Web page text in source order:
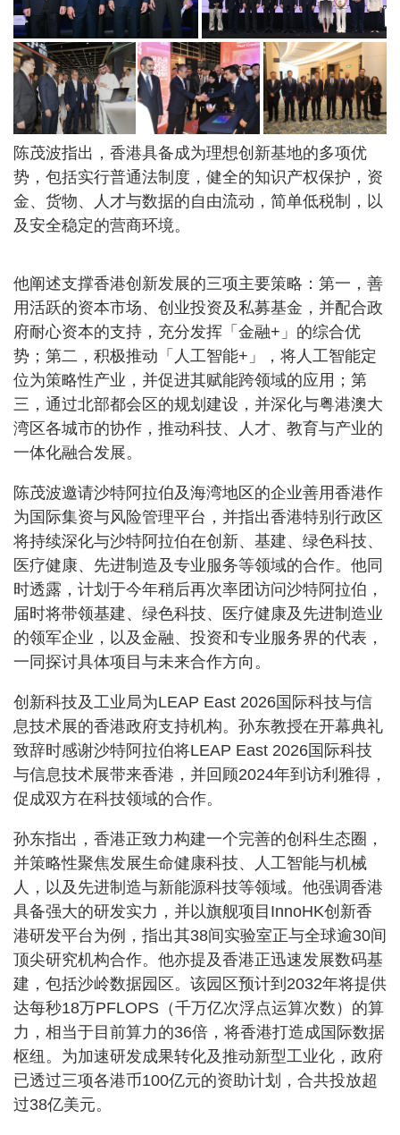
陈茂波指出，香港具备成为理想创新基地的多项优
势，包括实行普通法制度，健全的知识产权保护，资
金、货物、人才与数据的自由流动，简单低税制，以
及安全稳定的营商环境。
他阐述支撑香港创新发展的三项主要策略：第一，善
用活跃的资本市场、创业投资及私募基金，并配合政
府耐心资本的支持，充分发挥「金融+」的综合优
势；第二，积极推动「人工智能+」，将人工智能定
位为策略性产业，并促进其赋能跨领域的应用；第
三，通过北部都会区的规划建设，并深化与粤港澳大
湾区各城市的协作，推动科技、人才、教育与产业的
一体化融合发展。
陈茂波邀请沙特阿拉伯及海湾地区的企业善用香港作
为国际集资与风险管理平台，并指出香港特别行政区
将持续深化与沙特阿拉伯在创新、基建、绿色科技、
医疗健康、先进制造及专业服务等领域的合作。他同
时透露，计划于今年稍后再次率团访问沙特阿拉伯，
届时将带领基建、绿色科技、医疗健康及先进制造业
的领军企业，以及金融、投资和专业服务界的代表，
一同探讨具体项目与未来合作方向。
创新科技及工业局为LEAP East 2026国际科技与信
息技术展的香港政府支持机构。孙东教授在开幕典礼
致辞时感谢沙特阿拉伯将LEAP East 2026国际科技
与信息技术展带来香港，并回顾2024年到访利雅得，
促成双方在科技领域的合作。
孙东指出，香港正致力构建一个完善的创科生态圈，
并策略性聚焦发展生命健康科技、人工智能与机械
人，以及先进制造与新能源科技等领域。他强调香港
具备强大的研发实力，并以旗舰项目InnoHK创新香
港研发平台为例，指出其38间实验室正与全球逾30间
顶尖研究机构合作。他亦提及香港正迅速发展数码基
建，包括沙岭数据园区。该园区预计到2032年将提供
达每秒18万PFLOPS（千万亿次浮点运算次数）的算
力，相当于目前算力的36倍，将香港打造成国际数据
枢纽。为加速研发成果转化及推动新型工业化，政府
已透过三项各港币100亿元的资助计划，合共投放超
过38亿美元。